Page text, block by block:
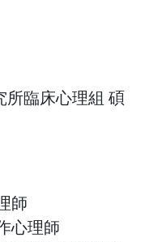
所臨床心理組 碩
師
心理師